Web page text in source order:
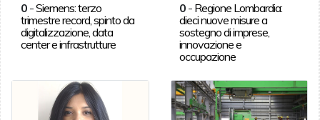
0-Siemens: terzo
trimestre record, spinto da
digitalizzazione, data
center e infrastrutture
0 - Regione Lombardia:
dieci nuove misure a
sostegno di imprese,
innovazione e
occupazione